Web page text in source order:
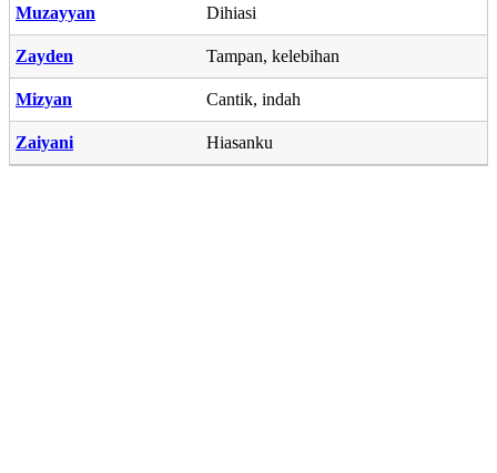
Muzayyan Dihiasi
Zayden Tampan, kelebihan
Mizyan Cantik, indah
Zaiyani Hiasanku